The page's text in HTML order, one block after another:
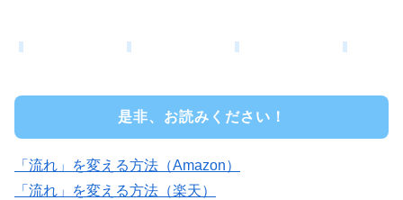
是非、お読みください！
「流れ」を変える方法（Amazon）
「流れ」を変える方法（楽天）